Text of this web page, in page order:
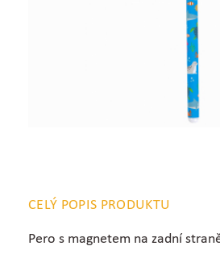
CELÝ POPIS PRODUKTU
Pero s magnetem na zadní